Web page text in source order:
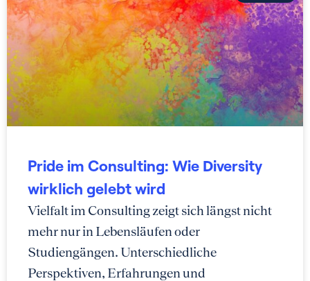
Pride im Consulting: Wie Diversity
wirklich gelebt wird
Vielfalt im Consulting zeigt sich längst nicht
mehr nur in Lebensläufen oder
Studiengängen. Unterschiedliche
Perspektiven, Erfahrungen und